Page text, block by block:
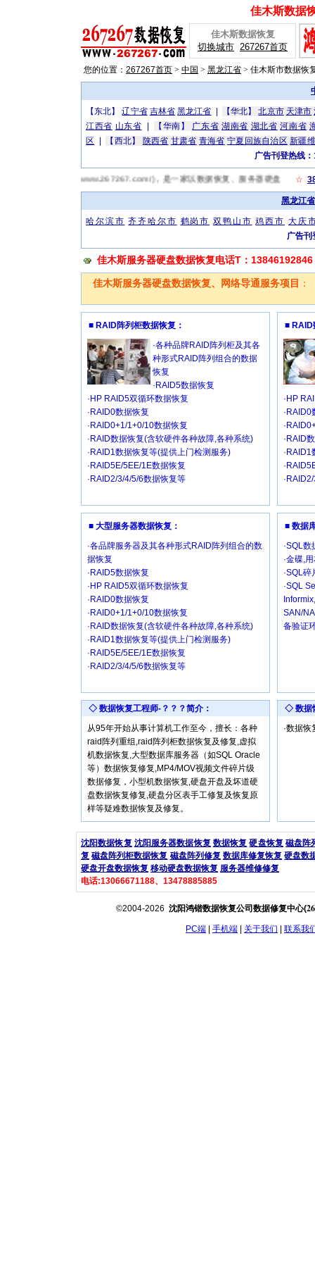
佳木斯数据
佳木斯数据恢复
切换城市 267267首页
您的位置： 267267首页 > 中国 > 黑龙江省 > 佳木斯市数据恢
【东北】辽宁省 吉林省 黑龙江省 【华北】北京市 天津市
江西省 山东省 【华南】 广东省 湖南省 湖北省 河南省
区
【西北】 陕西省 甘肃省 青海省 宁夏回族自治区 新疆
广告刊登热线
数据恢复网(http://www.267267.com/)，是一家以数据恢复、服务器硬盘数据恢☆
黑龙江
哈尔滨市 齐齐哈尔市 鹤岗市 双鸭山市 鸡西市 大庆
广告
佳木斯服务器硬盘数据恢复电话T：13846192846
佳木斯服务器硬盘数据恢复、网络导通服务项目 ：
■ RAID阵列柜数据恢复：
·各种品牌RAID阵列柜及其各
种形式RAID阵列组合的数据
恢复
·RAID5数据恢复
·HP RAID5双循环数据恢复
·RAID0数据恢复
·RAID0+1/1+0/10数据恢复
·RAID数据恢复(含软硬件各种故障,各种系统)
·RAID1数据恢复等(提供上门检测服务)
·RAID5E/5EE/1E数据恢复
·RAID2/3/4/5/6数据恢复等
■ RAID
·HP
·RAID0
·RAID
■ 大型服务器数据恢复：
·各品牌服务器及其各种形式RAID阵列组合的数
据恢复
·RAID5数据恢复
·HP RAID5双循环数据恢复
·RAID0数据恢复
·RAID0+1/1+0/10数据恢复
·RAID数据恢复(含软硬件各种故障,各种系统)
·RAID1数据恢复等(提供上门检测服务)
·RAID5E/5EE/1E数据恢复
·RAID2/3/4/5/6数据恢复等
■ 数据
·SQL
·金碟,
·SQL
·SQL
SAN/
备验证
◇ 数据恢复工程师-？？？简介：
从95年开始从事计算机工作至今，擅长：各种
raid阵列重组,raid阵列柜数据恢复及修复,虚拟
机数据恢复,大型数据库服务器（如SQL Oracle
等）数据恢复修复,MP4/MOV视频文件碎片级
数据修复，小型机数据恢复,硬盘开盘及坏道硬
盘数据恢复修复,硬盘分区表手工修复及恢复原
样等疑难数据恢复及修复。
◇ 数据
·数据
沈阳数据恢复 沈阳服务器数据恢复 数据恢复 硬盘恢复 磁盘阵
复 磁盘阵列柜数据恢复 磁盘阵列修复 数据库修复恢复 硬盘数
硬盘开盘数据恢复 移动硬盘数据恢复 服务器维修修复
电话:13066671188、13478885885
©2004-2026 沈阳鸿锴数据恢复公司数据修复中心(
PC端 手机端 关于我们 联系我